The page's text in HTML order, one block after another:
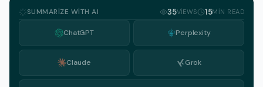
SUMMARIZE WITH AI 35VIEWS 15MIN READ
ChatGPT Perplexity
Claude Grok